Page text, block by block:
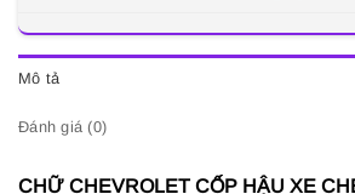
Mô tả
Đánh giá (0)
CHỮ CHEVROLET CỐP HẬU XE